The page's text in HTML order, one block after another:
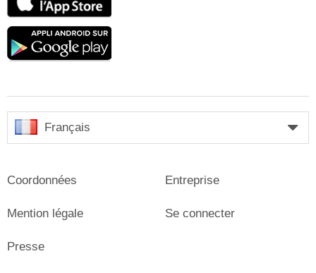
Google
Français
Coordonnées
Mention légale
Presse
Entreprise
Se connecter